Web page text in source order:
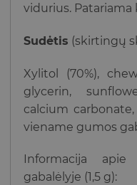
vidurius.
Sudėtis (skirtingų
Xylitol (70%),
glycerin,
calcium
viename gumos
Informacija apie
gabalėlyje (1,5 g):